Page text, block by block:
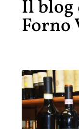
Il
Forno